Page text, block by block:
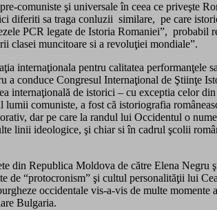
comuniste şi universale în ceea ce priveşte
diferiti sa traga conluzii similare, pe care
PCR legate de Istoria Romaniei”,
clasei muncitoare si a revoluţiei mondiale”.
internaţionala pentru calitatea performanţele
a conduce Congresul Internaţional de Ştiinţe
internaţională de istorici – cu exceptia celor
comuniste, a fost că istoriografia
dar pe care la randul lui Occidentul o
linii ideologice, şi chiar si în cadrul şcolii
din Republica Moldova de către Elena
“protocronism” şi cultul personalităţii lui
occidentale vis-a-vis de multe
Bulgaria.